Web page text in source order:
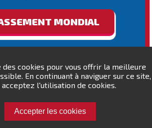
des cookies pour vous offrir la meilleure
En continuant à naviguer sur ce site,
acceptez l'utilisation de cookies.
Accepter les cookies
MONDIAL